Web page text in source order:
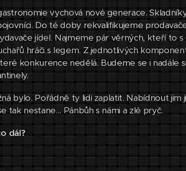
vychová nové generace.
Do té doby rekvalifikujeme
jídel. Najmeme pár věrných, kteří to
hráči s legem. Z jednotlivých
konkurence nedělá. Budeme se i nadále
bylo. Pořádně ty lidi zaplatit. Nabídnout
tak nestane... Pánbůh s námi a zlé pryč.
dál?